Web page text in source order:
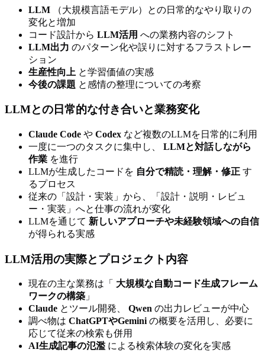
LLM （大規模言語モデル）との日常的なやり取りの
変化と増加
コード設計から LLM活用 への業務内容のシフト
LLM出力 のパターン化や誤りに対するフラストレー
ション
生産性向上 と学習価値の実感
今後の課題 と感情の整理についての考察
LLMとの日常的な付き合いと業務変化
Claude Code や Codex など複数のLLMを日常的に利用
一度に一つのタスクに集中し、 LLMと対話しながら
作業 を進行
LLMが生成したコードを 自分で精読・理解・修正 す
るプロセス
従来の「設計・実装」から、「設計・説明・レビュ
ー・実装」へと仕事の流れが変化
LLMを通じて 新しいアプローチや未経験領域への自信
が得られる実感
LLM活用の実際とプロジェクト内容
現在の主な業務は「 大規模な自動コード生成フレーム
ワークの構築 」
Claude とツール開発、 Qwen の出力レビューが中心
調べ物は ChatGPTやGemini の概要を活用し、必要に
応じて従来の検索も併用
AI生成記事の氾濫 による検索体験の変化を実感